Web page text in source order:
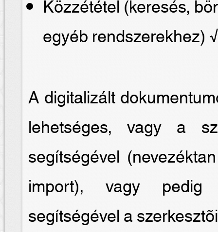
Közzététel (keresés,
egyéb rendszerekhez) √
A digitalizált
lehetséges, vagy a
segítségével
import), vagy
segítségével a